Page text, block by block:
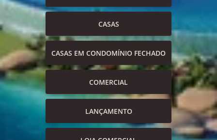
CASAS
CASAS EM CONDOMÍNIO FECHADO
COMERCIAL
LANÇAMENTO